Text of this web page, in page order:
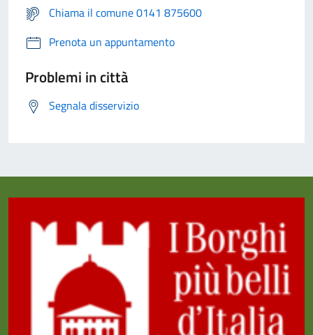
Chiama il comune 0141 875600
Prenota un appuntamento
Problemi in città
Segnala disservizio